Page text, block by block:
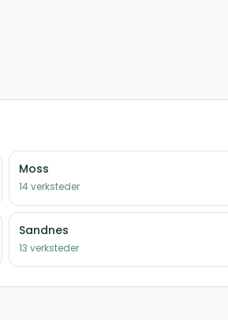
Moss
14verksteder
Sandnes
13 verksteder